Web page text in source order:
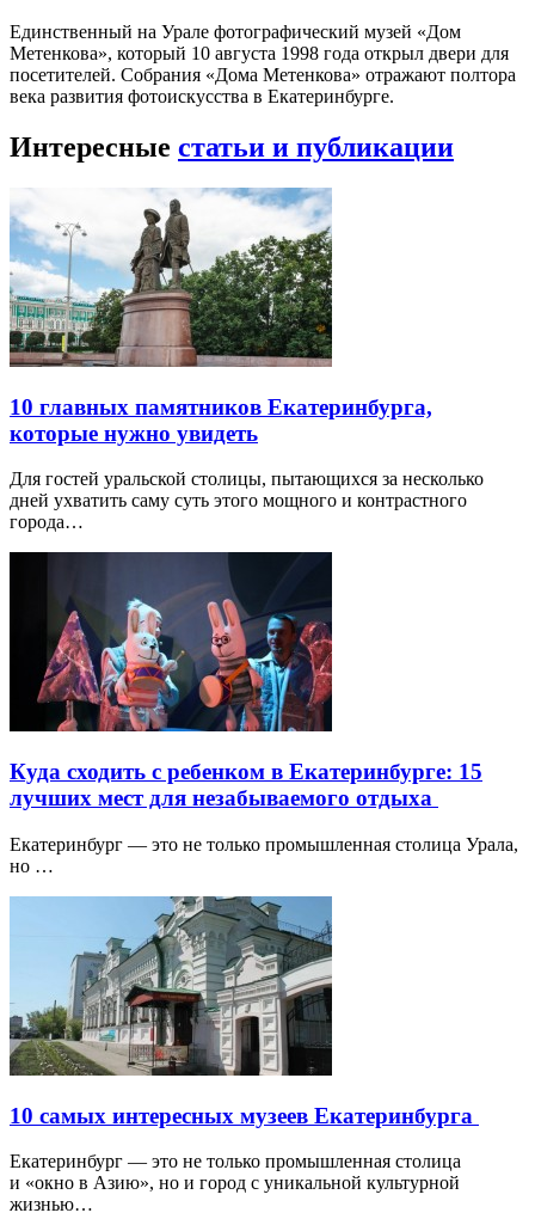
Единственный на Урале фотографический музей «Дом
Метенкова», который 10 августа 1998 года открыл двери для
посетителей. Собрания «Дома Метенкова» отражают полтора
века развития фотоискусства в Екатеринбурге.
Интересные статьи и публикации
10 главных памятников Екатеринбурга,
которые нужно увидеть
Для гостей уральской столицы, пытающихся за несколько
дней ухватить саму суть этого мощного и контрастного
города…
Куда сходить с ребенком в Екатеринбурге: 15
лучших мест для незабываемого отдыха
Екатеринбург — это не только промышленная столица Урала,
но …
10 самых интересных музеев Екатеринбурга
Екатеринбург — это не только промышленная столица
и «окно в Азию», но и город с уникальной культурной
жизнью…